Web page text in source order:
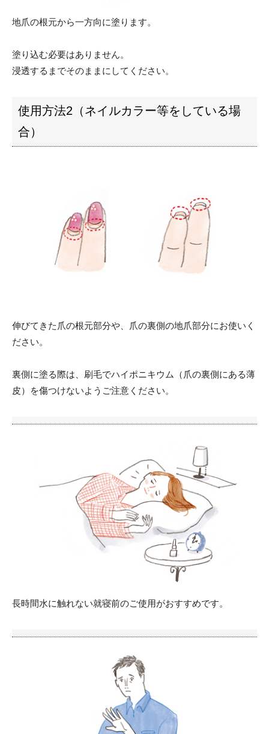
地爪の根元から一方向に塗ります。
塗り込む必要はありません。
浸透するまでそのままにしてください。
使用方法2（ネイルカラー等をしている場
合）
伸びてきた爪の根元部分や、爪の裏側の地爪部分にお使いく
ださい。
裏側に塗る際は、刷毛でハイポニキウム（爪の裏側にある薄
皮）を傷つけないようご注意ください。
長時間水に触れない就寝前のご使用がおすすめです。